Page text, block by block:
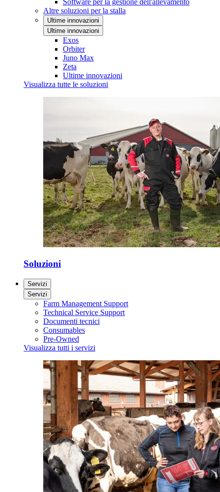
Software per la gestione dell'allevamento
Altre soluzioni per la stalla
Ultime innovazioni
Ultime innovazioni
Exos
Orbiter
Juno Max
Zeta
Ultime innovazioni
Visualizza tutte le soluzioni
Soluzioni
Servizi
Servizi
Farm Management Support
Technical Service Support
Documenti tecnici
Consumables
Pre-Owned
Visualizza tutti i servizi